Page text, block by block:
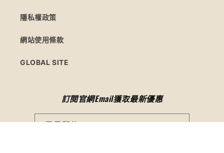
隱私權政策
網站使用條款
GLOBAL SITE
訂閱官網Email獲取最新優惠
電子郵件